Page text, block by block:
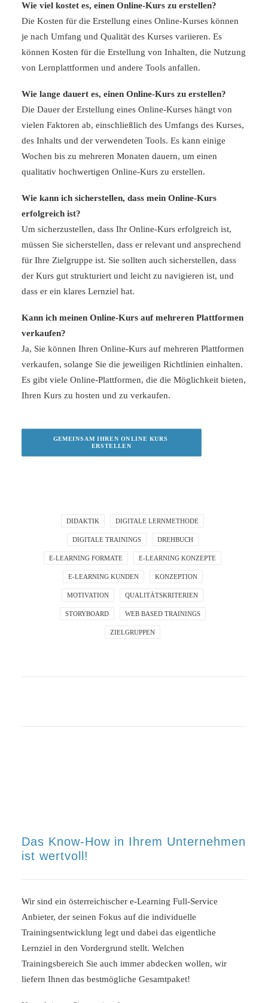
Wie viel kostet es, einen Online-Kurs zu erstellen?
Die Kosten für die Erstellung eines Online-Kurses können
je nach Umfang und Qualität des Kurses variieren. Es
können Kosten für die Erstellung von Inhalten, die Nutzung
von Lernplattformen und andere Tools anfallen.
Wie lange dauert es, einen Online-Kurs zu erstellen?
Die Dauer der Erstellung eines Online-Kurses hängt von
vielen Faktoren ab, einschließlich des Umfangs des Kurses,
des Inhalts und der verwendeten Tools. Es kann einige
Wochen bis zu mehreren Monaten dauern, um einen
qualitativ hochwertigen Online-Kurs zu erstellen.
Wie kann ich sicherstellen, dass mein Online-Kurs
erfolgreich ist?
Um sicherzustellen, dass Ihr Online-Kurs erfolgreich ist,
müssen Sie sicherstellen, dass er relevant und ansprechend
für Ihre Zielgruppe ist. Sie sollten auch sicherstellen, dass
der Kurs gut strukturiert und leicht zu navigieren ist, und
dass er ein klares Lernziel hat.
Kann ich meinen Online-Kurs auf mehreren Plattformen
verkaufen?
Ja, Sie können Ihren Online-Kurs auf mehreren Plattformen
verkaufen, solange Sie die jeweiligen Richtlinien einhalten.
Es gibt viele Online-Plattformen, die die Möglichkeit bieten,
Ihren Kurs zu hosten und zu verkaufen.
GEMEINSAM IHREN ONLINE KURS
ERSTELLEN
DIDAKTIK DIGITALE LERNMETHODE
DIGITALE TRAININGS DREHBUCH
E-LEARNING FORMATE E-LEARNING KONZEPTE
E-LEARNING KUNDEN KONZEPTION
MOTIVATION QUALITÄTSKRITERIEN
STORYBOARD WEB BASED TRAININGS
ZIELGRUPPEN
Das Know-How in Ihrem Unternehmen
ist wertvoll!
Wir sind ein österreichischer e-Learning Full-Service
Anbieter, der seinen Fokus auf die individuelle
Trainingsentwicklung legt und dabei das eigentliche
Lernziel in den Vordergrund stellt. Welchen
Trainingsbereich Sie auch immer abdecken wollen, wir
liefern Ihnen das bestmögliche Gesamtpaket!